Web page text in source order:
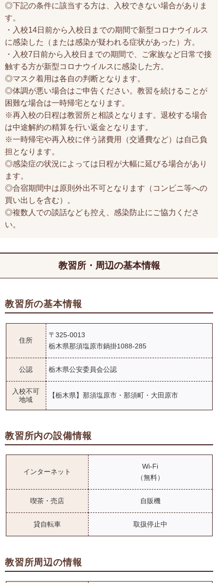
◎下記の条件に該当する方は、入校できない場合がありま
す。
・入校14日前から入校日までの期間で新型コロナウイルス
に感染した（または感染が疑われる症状があった）方。
・入校7日前から入校日までの期間で、ご家族など日常で接
触する方が新型コロナウイルスに感染した方。
◎マスク着用は各自の判断となります。
◎体調が悪い場合はご申告ください。教習を続けることが
困難な場合は一時帰宅となります。
※再入校の日程は教習所と相談となります。退校する場合
は中途解約の精算を行い返金となります。
※一時帰宅や再入校に伴う諸費用（交通費など）は自己負
担となります。
◎感染症の状況によっては日程が大幅に延びる場合があり
ます。
◎合宿期間中は原則外出不可となります（コンビニ等への
買い出しを含む）。
◎複数人での談話なども控え、感染防止にご協力くださ
い。
教習所・周辺の基本情報
教習所の基本情報
住所
〒325-0013
栃木県那須塩原市鍋掛1088-285
公認 栃木県公安委員会公認
入校不可
地域
【栃木県】那須塩原市・那須町・大田原市
教習所内の設備情報
インターネット
Wi-Fi
（無料）
喫茶・売店 自販機
貸自転車 取扱停止中
教習所周辺の情報